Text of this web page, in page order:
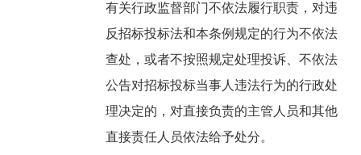
有关行政监督部门不依法履行职责，对违
反招标投标法和本条例规定的行为不依法
查处，或者不按照规定处理投诉、不依法
公告对招标投标当事人违法行为的行政处
理决定的，对直接负责的主管人员和其他
直接责任人员依法给予处分。